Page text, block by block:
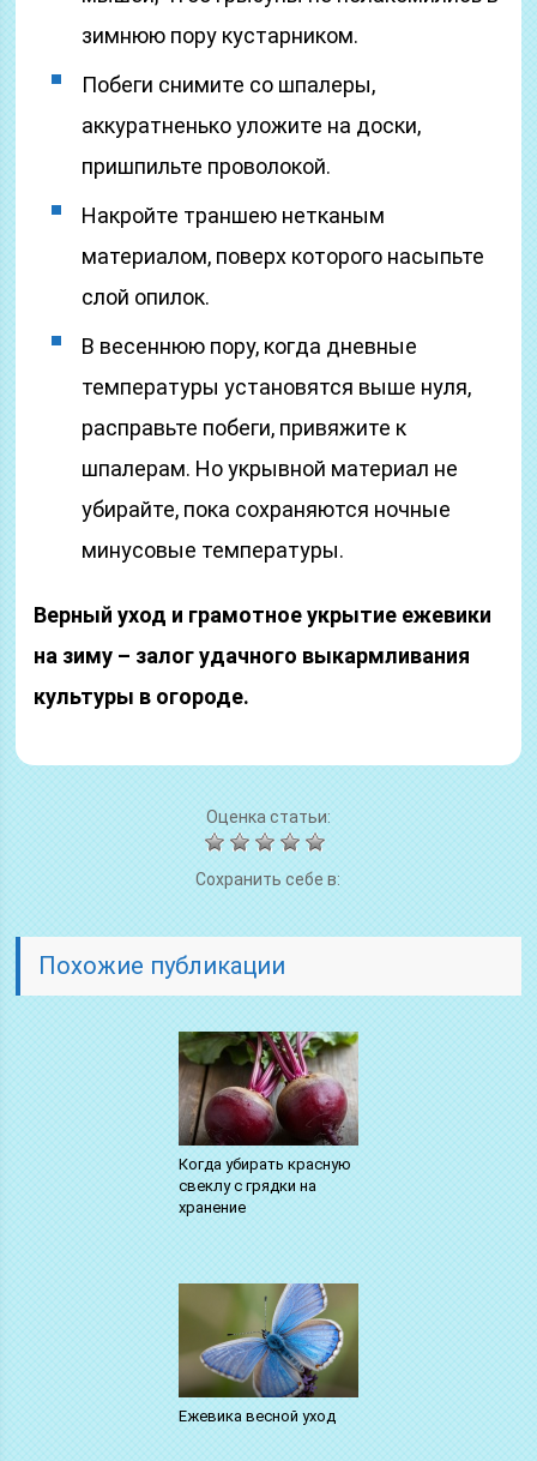
зимнюю пору кустарником.
Побеги снимите со шпалеры,
аккуратненько уложите на доски,
пришпильте проволокой.
Накройте траншею нетканым
материалом, поверх которого насыпьте
слой опилок.
В весеннюю пору, когда дневные
температуры установятся выше нуля,
расправьте побеги, привяжите к
шпалерам. Но укрывной материал не
убирайте, пока сохраняются ночные
минусовые температуры.
Верный уход и грамотное укрытие ежевики
на зиму – залог удачного выкармливания
культуры в огороде.
Оценка статьи:
Сохранить себе в:
Похожие публикации
Когда убирать красную
свеклу с грядки на
хранение
Ежевика весной уход